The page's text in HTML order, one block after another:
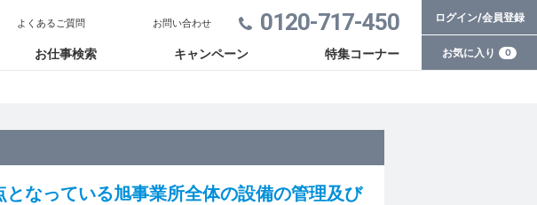
0120-717-450
お仕事検索 キャンペーン 特集コーナー
よくあるご質問 お問い合わせ ログイン/会員登録
お気に入り 0
なっている旭事業所全体の設備の管理及び